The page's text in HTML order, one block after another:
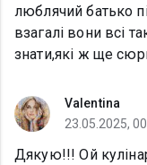
люблячий батько
взагалі вони всі
знати,які ж ще
Valentina
23.05.2025,
Дякую!!! Ой